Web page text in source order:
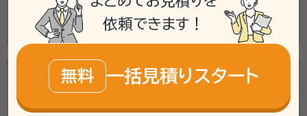
この事務所の詳細を見る
広島の相続、遺言、終活のご相談は、信頼と実績の鈴川
依頼できます！
無料 一括見積りスタート